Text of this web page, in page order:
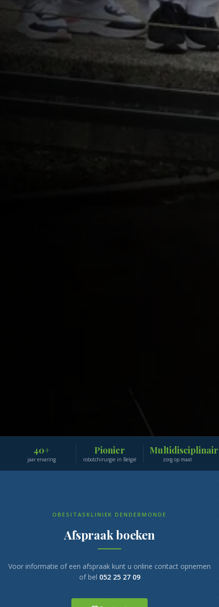
40+
jaar ervaring
Pionier
robotchirurgie in België
Multidisciplinair
zorg op maat
OBESITASKLINIEK DENDERMONDE
Afspraak boeken
Voor informatie of een afspraak kunt u online contact opnemen
of bel 052 25 27 09